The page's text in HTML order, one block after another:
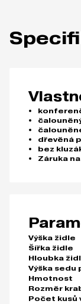
dřevěná
bez
Záruka
Výška židle
Šířka židle
Hloubka
Výška sedu
Hmotnost
Rozměr
Počet kusů